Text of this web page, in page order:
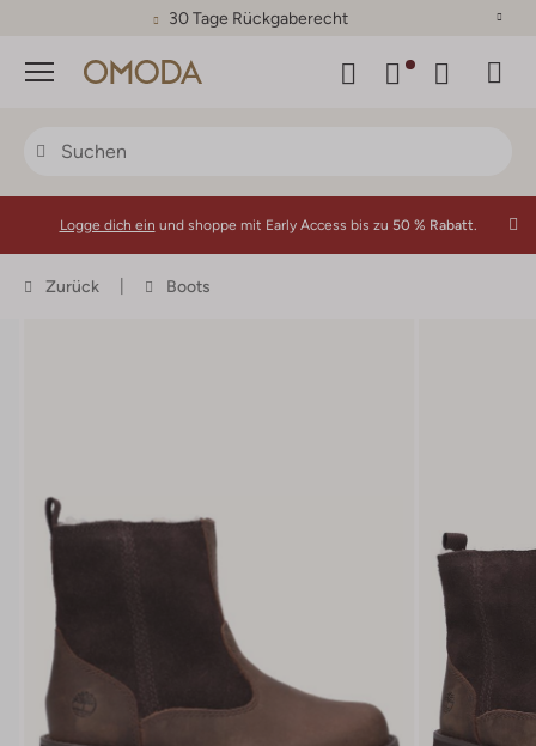
30 Tage Rückgaberecht
Menü
Logge dich ein und shoppe mit Early Access bis zu 50 % Rabatt.
Zurück Boots